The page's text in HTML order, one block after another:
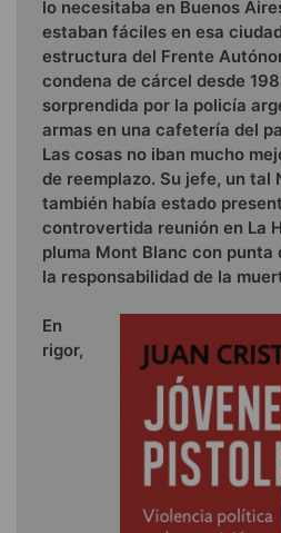
lo necesitaba en Buenos
estaban fáciles en esa
estructura del Frente
condena de cár­cel desde
sorprendida por la policía
armas en una cafetería del
Las cosas no iban mucho
de reempla­zo. Su jefe, un tal
también había estado
controvertida reunión en La
pluma Mont Blanc con punta
la responsabilidad de la
En
rigor,